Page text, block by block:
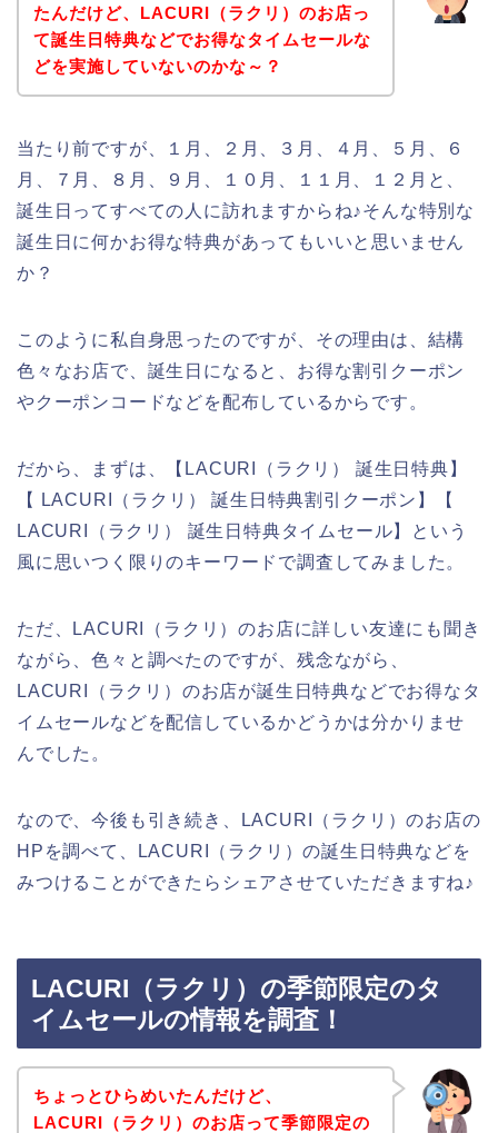
たんだけど、LACURI（ラクリ）のお店っ
て誕生日特典などでお得なタイムセールな
どを実施していないのかな～？
当たり前ですが、１月、２月、３月、４月、５月、６
月、７月、８月、９月、１０月、１１月、１２月と、
誕生日ってすべての人に訪れますからね♪そんな特別な
誕生日に何かお得な特典があってもいいと思いません
か？
このように私自身思ったのですが、その理由は、結構
色々なお店で、誕生日になると、お得な割引クーポン
やクーポンコードなどを配布しているからです。
だから、まずは、【LACURI（ラクリ） 誕生日特典】
【 LACURI（ラクリ） 誕生日特典割引クーポン】【
LACURI（ラクリ） 誕生日特典タイムセール】という
風に思いつく限りのキーワードで調査してみました。
ただ、LACURI（ラクリ）のお店に詳しい友達にも聞き
ながら、色々と調べたのですが、残念ながら、
LACURI（ラクリ）のお店が誕生日特典などでお得なタ
イムセールなどを配信しているかどうかは分かりませ
んでした。
なので、今後も引き続き、LACURI（ラクリ）のお店の
HPを調べて、LACURI（ラクリ）の誕生日特典などを
みつけることができたらシェアさせていただきますね♪
LACURI（ラクリ）の季節限定のタ
イムセールの情報を調査！
ちょっとひらめいたんだけど、
LACURI（ラクリ）のお店って季節限定の